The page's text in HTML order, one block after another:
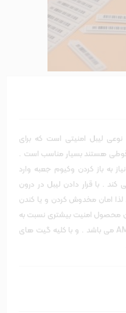
لیبل اینسرتی یا همان INSERT LABEL نوعی لیبل امنیتی است که برای
قوطی هستند بسیار مناسب است .
به باز کردن وکیوم جعبه وارد
. با قرار دادن لیبل در درون
لذا امان مخدوش کردن و یا کندن
محصول امنیت بیشتری نسبت به
لیبل های برچسبی دارد . فرکانس آن نیز AM می باشد . و با کلیه گیت های